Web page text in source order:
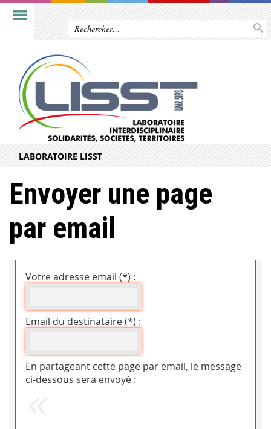
LABORATOIRE LISST
Envoyer une page
par email
Votre adresse email (*) :
Email du destinataire (*) :
En partageant cette page par email, le message
ci-dessous sera envoyé :